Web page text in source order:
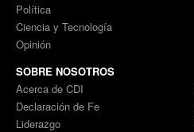
Política
Ciencia y Tecnología
Opinión
SOBRE NOSOTROS
Acerca de CDI
Declaración de Fe
Liderazgo